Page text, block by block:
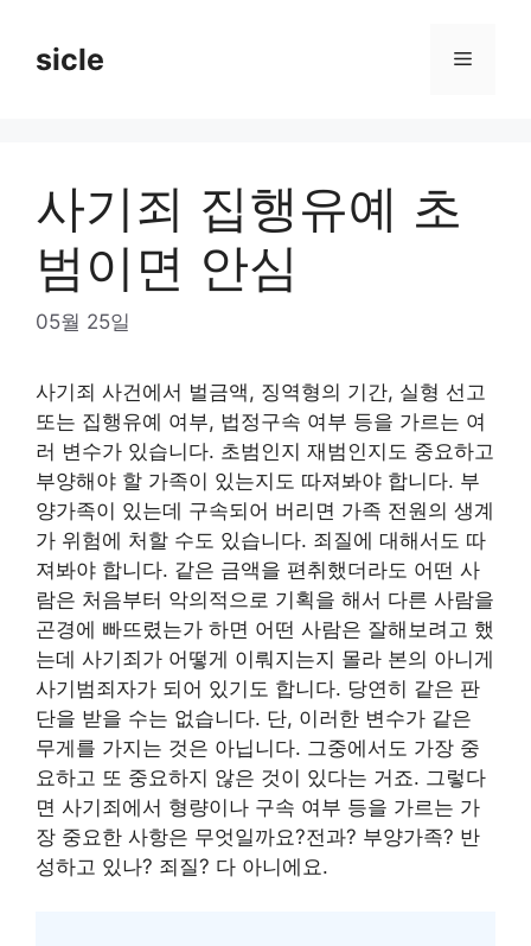
contentsicle Menu
사기죄 집행유예 초
범이면 안심
05월 25일
사기죄 사건에서 벌금액, 징역형의 기간, 실형 선고
또는 집행유예 여부, 법정구속 여부 등을 가르는 여
러 변수가 있습니다. 초범인지 재범인지도 중요하고
부양해야 할 가족이 있는지도 따져봐야 합니다. 부
양가족이 있는데 구속되어 버리면 가족 전원의 생계
가 위험에 처할 수도 있습니다. 죄질에 대해서도 따
져봐야 합니다. 같은 금액을 편취했더라도 어떤 사
람은 처음부터 악의적으로 기획을 해서 다른 사람을
곤경에 빠뜨렸는가 하면 어떤 사람은 잘해보려고 했
는데 사기죄가 어떻게 이뤄지는지 몰라 본의 아니게
사기범죄자가 되어 있기도 합니다. 당연히 같은 판
단을 받을 수는 없습니다. 단, 이러한 변수가 같은
무게를 가지는 것은 아닙니다. 그중에서도 가장 중
요하고 또 중요하지 않은 것이 있다는 거죠. 그렇다
면 사기죄에서 형량이나 구속 여부 등을 가르는 가
장 중요한 사항은 무엇일까요?전과? 부양가족? 반
성하고 있나? 죄질? 다 아니에요.